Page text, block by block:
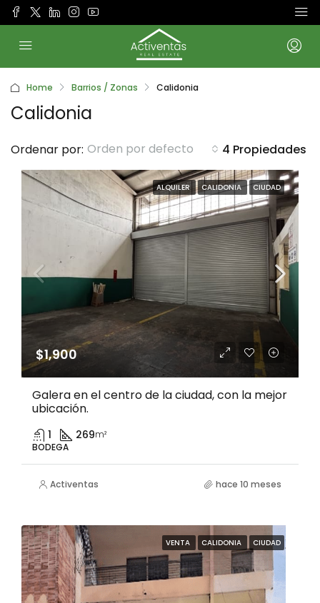
Home Barrios / Zonas Calidonia
Calidonia
4 Propiedades
Ordenar por: Orden por defecto
ALQUILER CALIDONIA CIUDAD
$1,900
Galera en el centro de la ciudad, con la mejor
ubicación.
1 269m²
BODEGA
Activentas hace 10 meses
VENTA CALIDONIA CIUDAD